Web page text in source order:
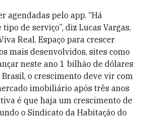
agendadas pelo app. “Há
de serviço”, diz Lucas Vargas,
Real. Espaço para crescer
mais desenvolvidos, sites como
neste ano 1 bilhão de dólares
o crescimento deve vir com
imobiliário após três anos
é que haja um crescimento de
o Sindicato da Habitação do